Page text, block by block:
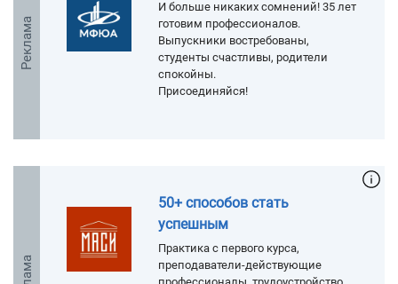
Реклама
И больше никаких сомнений! 35 лет
готовим профессионалов.
Выпускники востребованы,
студенты счастливы, родители
спокойны.
Присоединяйся!
50+ способов стать
успешным
Практика с первого курса,
преподаватели-действующие